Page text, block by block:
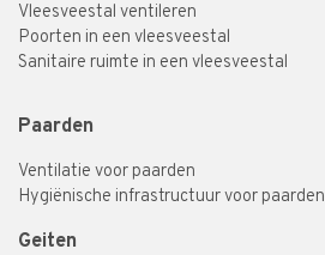
Vleesveestal ventileren
Poorten in een vleesveestal
Sanitaire ruimte in een vleesveestal
Paarden
Ventilatie voor paarden
Hygiënische infrastructuur voor paarden
Geiten